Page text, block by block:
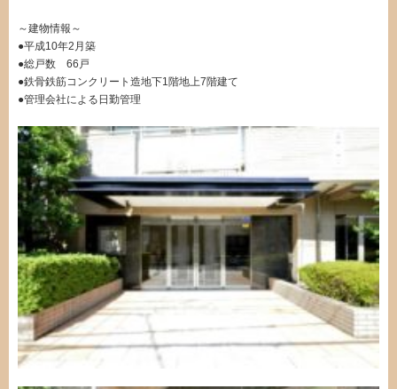
～建物情報～
●平成10年2月築
●総戸数 66戸
●鉄骨鉄筋コンクリート造地下1階地上7階建て
●管理会社による日勤管理